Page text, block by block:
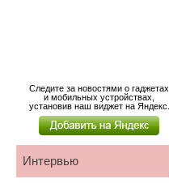
Следите за новостями о гаджетах
и мобильных устройствах,
установив наш виджет на Яндекс.
Интервью